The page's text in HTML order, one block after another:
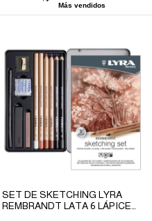
Más vendidos
SET DE SKETCHING LYRA
REMBRANDT LATA 6 LÁPICES